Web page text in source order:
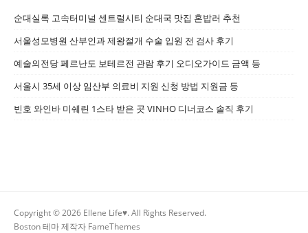
순대실록 고속터미널 센트럴시티 순대국 맛집 혼밥러 추천
서울성모병원 산부인과 제왕절개 수술 입원 전 검사 후기
예술의전당 페르난도 보테르전 관람 후기 오디오가이드 금액 등
서울시 35세 이상 임산부 의료비 지원 신청 방법 지원금 등
빈호 와인바 미쉐린 1스타 받은 곳 VINHO 디너코스 솔직 후기
Copyright © 2026 Ellene Life♥. All Rights Reserved.
Boston 테마 제작자 FameThemes